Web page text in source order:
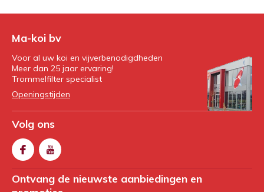
Ma-koi bv
Voor al uw koi en vijverbenodigdheden
Meer dan 25 jaar ervaring!
Trommelfilter specialist
Openingstijden
Volg ons
Ontvang de nieuwste aanbiedingen en